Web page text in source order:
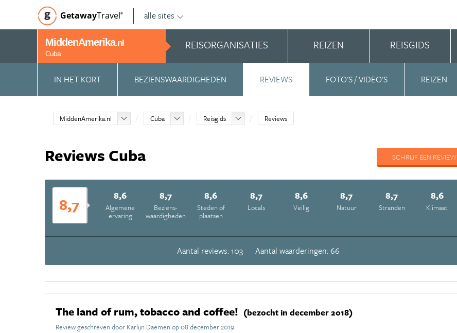
GetawayTravel© alle sites
MiddenAmerika.nl
Cuba
REISORGANISATIES REIZEN REISGIDS
IN HET KORT BEZIENSWAARDIGHEDEN REVIEWS FOTO'S / VIDEO'S REIZEN
MiddenAmerika.nl Cuba Reisgids Reviews
SCHRIJF EEN REVIEW
Reviews Cuba
8,7 8,6
Algemene
ervaring
8,7
Beziens­
waardigheden
8,6
Steden of
plaatsen
8,7
Locals
8,6
Veilig
8,7
Natuur
8,7
Stranden
8,6
Klimaat
Aantal reviews: 103 Aantal waarderingen: 66
The land of rum, tobacco and coffee! (bezocht in december 2018)
Review geschreven door Karlijn Daemen op 08 december 2019